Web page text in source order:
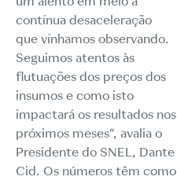
contínua desaceleração
que vínhamos observando.
Seguimos atentos às
flutuações dos preços dos
insumos e como isto
impactará os resultados nos
próximos meses”, avalia o
Presidente do SNEL, Dante
Cid. Os números têm como